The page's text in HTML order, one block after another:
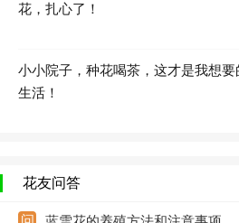
花，扎心了！
小小院子，种花喝茶，这才是我想要
生活！
花友问答